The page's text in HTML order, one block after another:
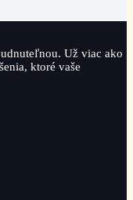
Už viac ako
ktoré vaše